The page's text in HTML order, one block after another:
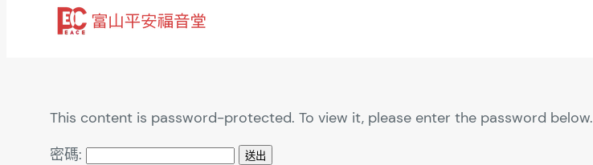
This content is password-protected. To view it, please enter the password below.
密碼: